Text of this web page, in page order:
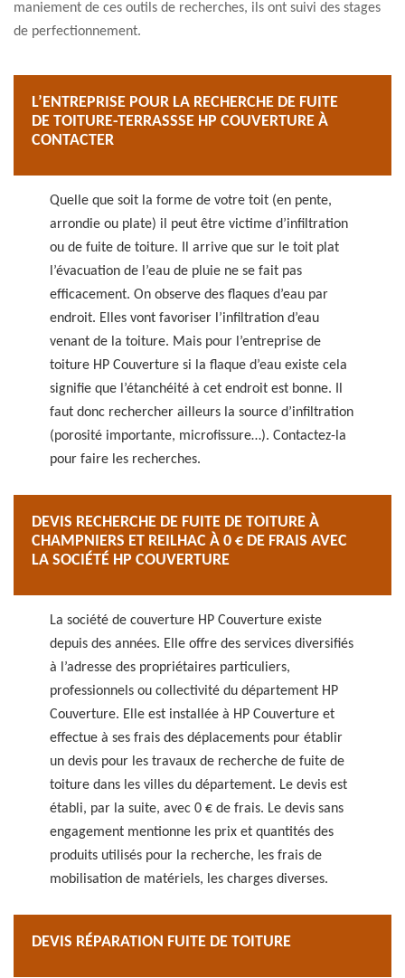
maniement de ces outils de recherches, ils ont suivi des stages
de perfectionnement.
L’ENTREPRISE POUR LA RECHERCHE DE FUITE
DE TOITURE-TERRASSSE HP COUVERTURE À
CONTACTER
Quelle que soit la forme de votre toit (en pente,
arrondie ou plate) il peut être victime d’infiltration
ou de fuite de toiture. Il arrive que sur le toit plat
l’évacuation de l’eau de pluie ne se fait pas
efficacement. On observe des flaques d’eau par
endroit. Elles vont favoriser l’infiltration d’eau
venant de la toiture. Mais pour l’entreprise de
toiture HP Couverture si la flaque d’eau existe cela
signifie que l’étanchéité à cet endroit est bonne. Il
faut donc rechercher ailleurs la source d’infiltration
(porosité importante, microfissure…). Contactez-la
pour faire les recherches.
DEVIS RECHERCHE DE FUITE DE TOITURE À
CHAMPNIERS ET REILHAC À 0 € DE FRAIS AVEC
LA SOCIÉTÉ HP COUVERTURE
La société de couverture HP Couverture existe
depuis des années. Elle offre des services diversifiés
à l’adresse des propriétaires particuliers,
professionnels ou collectivité du département HP
Couverture. Elle est installée à HP Couverture et
effectue à ses frais des déplacements pour établir
un devis pour les travaux de recherche de fuite de
toiture dans les villes du département. Le devis est
établi, par la suite, avec 0 € de frais. Le devis sans
engagement mentionne les prix et quantités des
produits utilisés pour la recherche, les frais de
mobilisation de matériels, les charges diverses.
DEVIS RÉPARATION FUITE DE TOITURE